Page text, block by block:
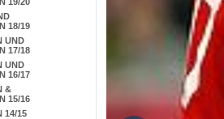
18/19
UND
17/18
UND
16/17
&
15/16
14/15